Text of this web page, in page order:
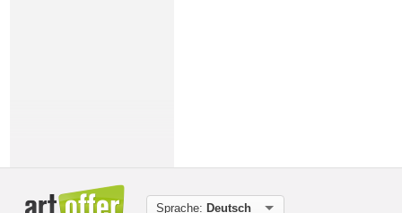
Sprache: Deutsch